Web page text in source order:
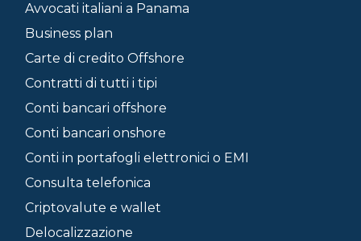
Avvocati italiani a Panama
Business plan
Carte di credito Offshore
Contratti di tutti i tipi
Conti bancari offshore
Conti bancari onshore
Conti in portafogli elettronici o EMI
Consulta telefonica
Criptovalute e wallet
Delocalizzazione